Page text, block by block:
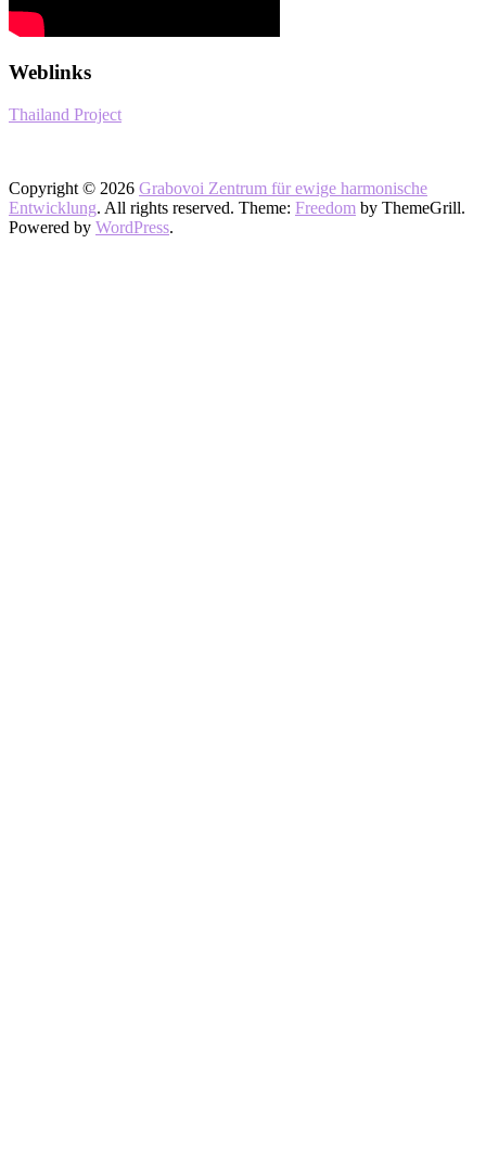
Weblinks
Thailand Project
Copyright © 2026 Grabovoi Zentrum für ewige harmonische
Entwicklung. All rights reserved. Theme: Freedom by ThemeGrill.
Powered by WordPress.